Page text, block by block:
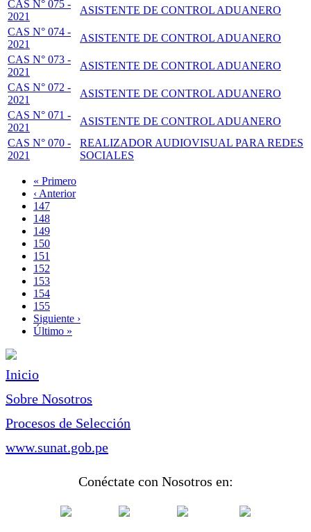
CAS N° 075 -
2021
ASISTENTE DE CONTROL ADUANERO
CAS N° 074 -
2021
ASISTENTE DE CONTROL ADUANERO
CAS N° 073 -
2021
ASISTENTE DE CONTROL ADUANERO
CAS N° 072 -
2021
ASISTENTE DE CONTROL ADUANERO
CAS N° 071 -
2021
ASISTENTE DE CONTROL ADUANERO
CAS N° 070 -
2021
REALIZADOR AUDIOVISUAL PARA REDES
SOCIALES
Paginación
Primera
página
« Primero
Página
anterior
‹ Anterior
Page
147
Page
148
Page
149
Page
150
Página
actual
151
Page
152
Page
153
Page
154
Page
155
Siguiente
página
Siguiente ›
Última
Último »
Inicio
Sobre Nosotros
Procesos de Selección
www.sunat.gob.pe
Conéctate con Nosotros en: